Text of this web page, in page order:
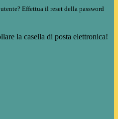
Effettua il reset della password
la casella di posta elettronica!